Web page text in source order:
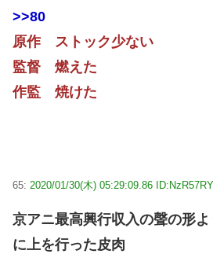
>>80
原作 ストック少ない
監督 燃えた
作監 焼けた
65: 2020/01/30(木) 05:29:09.86
京アニ最高興行収入の聲の形
に上を行った皮肉